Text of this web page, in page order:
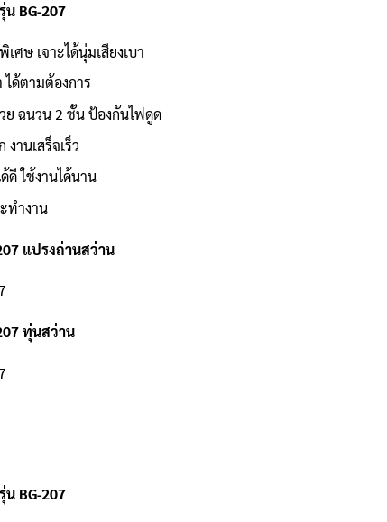
BG-207
ศษ เจาะได้นุ่มเสียงเบา
ด้ตามต้องการ
ย ฉนวน 2 ชั้น ป้องกันไฟดูด
งานเสร็จเร็ว
ดี ใช้งานได้นาน
ทำงาน
แปรงถ่านสว่าน
ทุ่นสว่าน
BG-207